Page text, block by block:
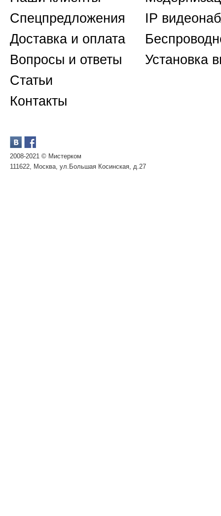
Спецпредложения
Доставка и оплата
Вопросы и ответы
Статьи
Контакты
2008-2021 © Мистерком
111622, Москва, ул.Большая Косинская, д.27
IP
Установка